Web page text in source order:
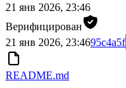
21 янв 2026, 23:46
Верифицирован
21 янв 2026, 23:4695c4a5f
README.md